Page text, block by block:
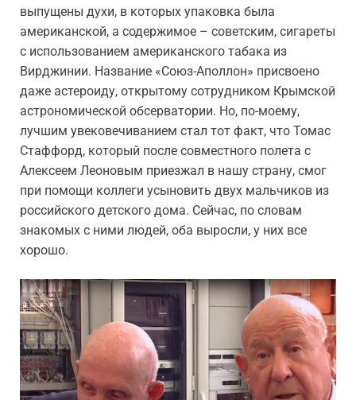
выпущены духи, в которых упаковка была
американской, а содержимое – советским, сигареты
с использованием американского табака из
Вирджинии. Название «Союз-Аполлон» присвоено
даже астероиду, открытому сотрудником Крымской
астрономической обсерватории. Но, по-моему,
лучшим увековечиванием стал тот факт, что Томас
Стаффорд, который после совместного полета с
Алексеем Леоновым приезжал в нашу страну, смог
при помощи коллеги усыновить двух мальчиков из
российского детского дома. Сейчас, по словам
знакомых с ними людей, оба выросли, у них все
хорошо.